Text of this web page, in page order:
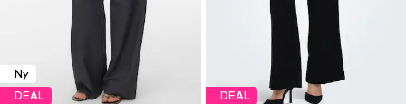
Ny
DEAL
DEAL